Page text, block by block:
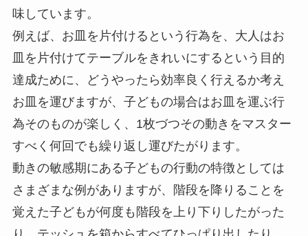
味しています。
例えば、お皿を片付けるという行為を、大人はお
皿を片付けてテーブルをきれいにするという目的
達成ために、どうやったら効率良く行えるか考え
お皿を運びますが、子どもの場合はお皿を運ぶ行
為そのものが楽しく、1枚づつその動きをマスター
すべく何回でも繰り返し運びたがります。
動きの敏感期にある子どもの行動の特徴としては
さまざまな例がありますが、階段を降りることを
覚えた子どもが何度も階段を上り下りしたがった